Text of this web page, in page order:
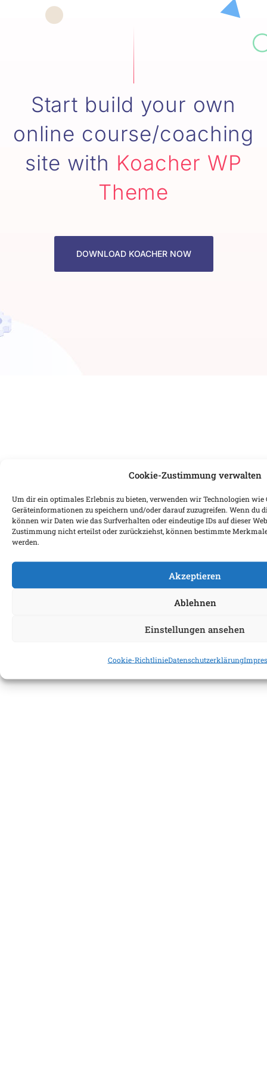
Cookie-Zustimmung verwalten
Um dir ein optimales Erlebnis zu bieten, verwenden wir Technologien wie
Geräteinformationen zu speichern und/oder darauf zuzugreifen. Wenn du
können wir Daten wie das Surfverhalten oder eindeutige IDs auf dieser
Zustimmung nicht erteilst oder zurückziehst, können bestimmte
werden.
Akzeptieren
Ablehnen
Einstellungen ansehen
Cookie-RichtlinieDatenschutzerklärung
Start build your own
online course/coaching
site with Koacher WP
Theme
DOWNLOAD KOACHER NOW